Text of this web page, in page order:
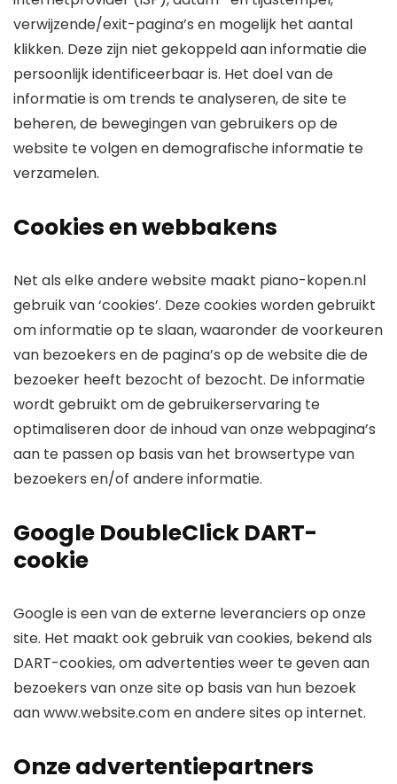
verwijzende/exit-pagina’s en mogelijk het aantal
klikken. Deze zijn niet gekoppeld aan informatie die
persoonlijk identificeerbaar is. Het doel van de
informatie is om trends te analyseren, de site te
beheren, de bewegingen van gebruikers op de
website te volgen en demografische informatie te
verzamelen.
Cookies en webbakens
Net als elke andere website maakt piano-kopen.nl
gebruik van ‘cookies’. Deze cookies worden gebruikt
om informatie op te slaan, waaronder de voorkeuren
van bezoekers en de pagina’s op de website die de
bezoeker heeft bezocht of bezocht. De informatie
wordt gebruikt om de gebruikerservaring te
optimaliseren door de inhoud van onze webpagina’s
aan te passen op basis van het browsertype van
bezoekers en/of andere informatie.
Google DoubleClick DART-
cookie
Google is een van de externe leveranciers op onze
site. Het maakt ook gebruik van cookies, bekend als
DART-cookies, om advertenties weer te geven aan
bezoekers van onze site op basis van hun bezoek
aan www.website.com en andere sites op internet.
Onze advertentiepartners